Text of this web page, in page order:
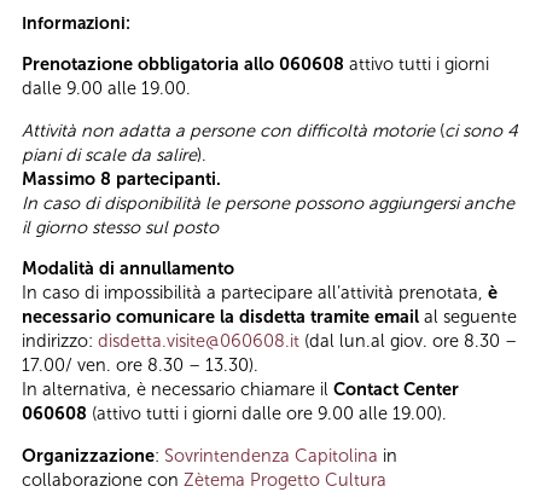
Informazioni:
Prenotazione obbligatoria allo 060608 attivo tutti i giorni
dalle 9.00 alle 19.00.
Attività non adatta a persone con difficoltà motorie(ci sono 4
piani di scale da salire).
Massimo 8 partecipanti.
In caso di disponibilità le persone possono aggiungersi anche
il giorno stesso sul posto
Modalità di annullamento
In caso di impossibilità a partecipare all’attività prenotata, è
necessario comunicare la disdetta tramite email al seguente
indirizzo: disdetta.visite@060608.it (dal lun.al giov. ore 8.30 –
17.00/ ven. ore 8.30 – 13.30).
In alternativa, è necessario chiamare il Contact Center
060608 (attivo tutti i giorni dalle ore 9.00 alle 19.00).
Organizzazione: Sovrintendenza Capitolina in
collaborazione con Zètema Progetto Cultura